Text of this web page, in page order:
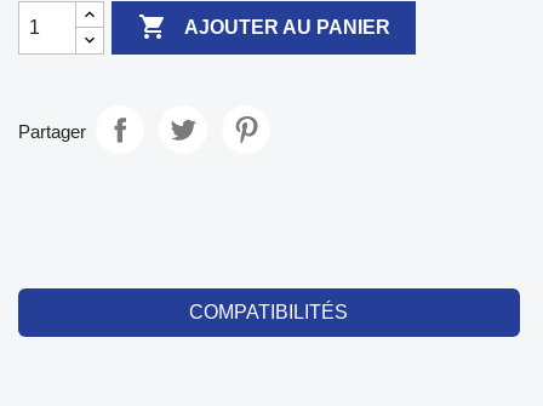
 AJOUTER AU PANIER
Partager
COMPATIBILITÉS